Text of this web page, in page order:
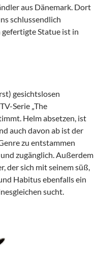
aus Dänemark. Dort
schlussendlich
Statue ist in
gesichtslosen
Serie „The
Helm absetzen, ist
auch davon ab ist der
zu entstammen
zugänglich. Außerdem
der sich mit seinem süß,
Habitus ebenfalls ein
sucht.